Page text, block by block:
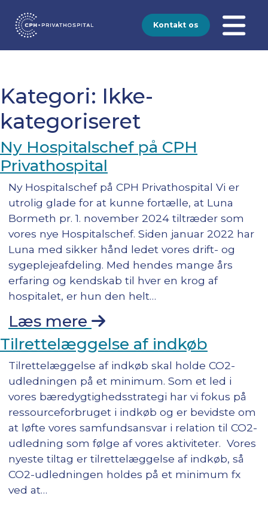
Kontakt os
Kategori: Ikke-
kategoriseret
Ny Hospitalschef på CPH
Privathospital
Ny Hospitalschef på CPH Privathospital Vi er
utrolig glade for at kunne fortælle, at Luna
Bormeth pr. 1. november 2024 tiltræder som
vores nye Hospitalschef. Siden januar 2022 har
Luna med sikker hånd ledet vores drift- og
sygeplejeafdeling. Med hendes mange års
erfaring og kendskab til hver en krog af
hospitalet, er hun den helt…
Læs mere
Tilrettelæggelse af indkøb
Tilrettelæggelse af indkøb skal holde CO2-
udledningen på et minimum. Som et led i
vores bæredygtighedsstrategi har vi fokus på
ressourceforbruget i indkøb og er bevidste om
at løfte vores samfundsansvar i relation til CO2-
udledning som følge af vores aktiviteter. Vores
nyeste tiltag er tilrettelæggelse af indkøb, så
CO2-udledningen holdes på et minimum fx
ved at…